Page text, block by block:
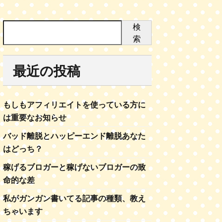
検
索
最近の投稿
もしもアフィリエイトを使っている方に
は重要なお知らせ
バッド離脱とハッピーエンド離脱あなた
はどっち？
稼げるブロガーと稼げないブロガーの致
命的な差
私がガンガン書いてる記事の種類、教え
ちゃいます